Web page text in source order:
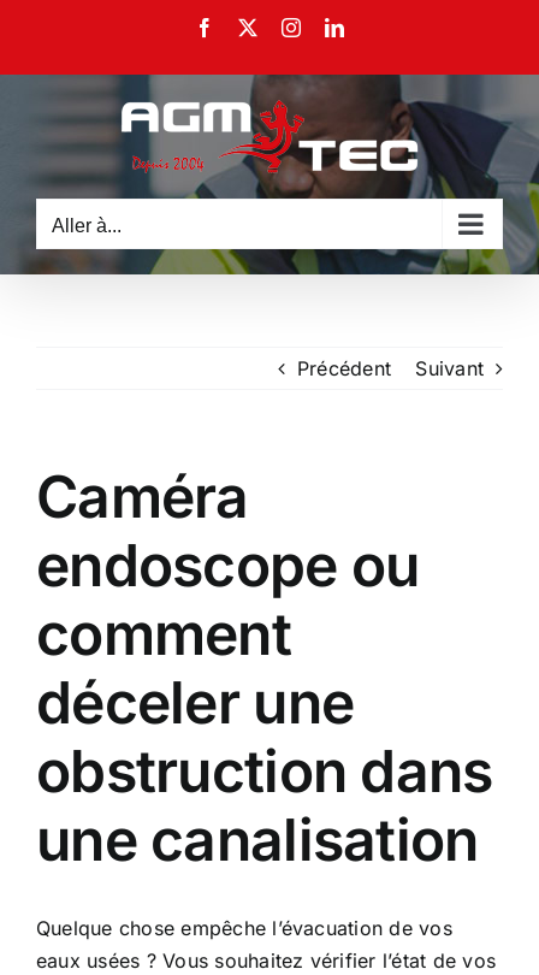
contenu
Facebook InstagramLinkedIn
Aller à...
Précédent Suivant
Caméra
endoscope ou
comment
déceler une
obstruction dans
une canalisation
Quelque chose empêche l’évacuation de vos
eaux usées ? Vous souhaitez vérifier l’état de vos